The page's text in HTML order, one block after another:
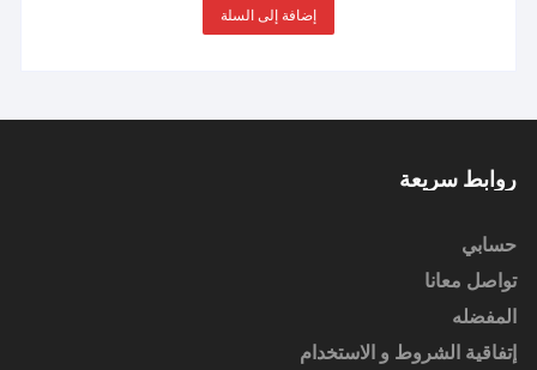
إضافة إلى السلة
روابط سريعة
حسابي
تواصل معانا
المفضله
إتفاقية الشروط و الاستخدام